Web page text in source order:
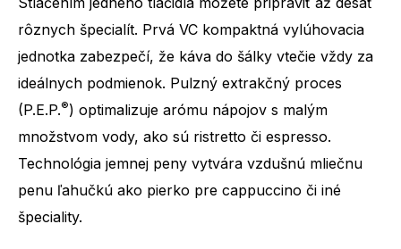
rôznych špecialít. Prvá VC kompaktná vylúhovacia
jednotka zabezpečí, že káva do šálky vtečie vždy za
ideálnych podmienok. Pulzný extrakčný proces
(P.E.P.®) optimalizuje arómu nápojov s malým
množstvom vody, ako sú ristretto či espresso.
Technológia jemnej peny vytvára vzdušnú mliečnu
penu ľahučkú ako pierko pre cappuccino či iné
špeciality.